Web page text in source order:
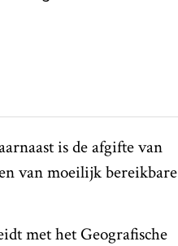
is de afgifte van
van moeilijk bereikbare
met het Geografische